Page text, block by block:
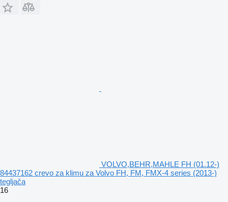
VOLVO,BEHR,MAHLE FH (01.12-)
84437162 crevo za klimu za Volvo FH, FM, FMX-4 series (2013-)
tegljača
16